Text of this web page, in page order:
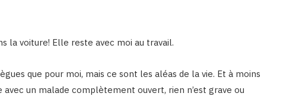
la voiture! Elle reste avec moi au travail.
que pour moi, mais ce sont les aléas de la vie. Et à moins
un malade complètement ouvert, rien n’est grave ou